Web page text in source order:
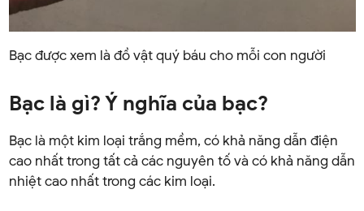
Bạc được xem là đồ vật quý báu cho mỗi con người
Bạc là gì? Ý nghĩa của bạc?
Bạc là một kim loại trắng mềm, có khả năng dẫn điện
cao nhất trong tất cả các nguyên tố và có khả năng dẫn
nhiệt cao nhất trong các kim loại.